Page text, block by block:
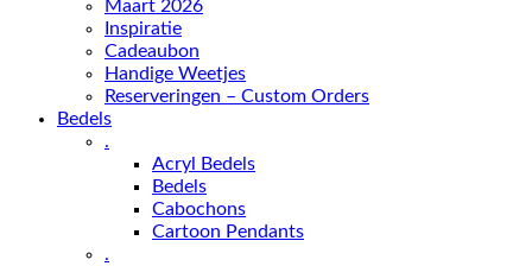
Maart 2026
Inspiratie
Cadeaubon
Handige Weetjes
Reserveringen – Custom Orders
Bedels
.
Acryl Bedels
Bedels
Cabochons
Cartoon Pendants
.